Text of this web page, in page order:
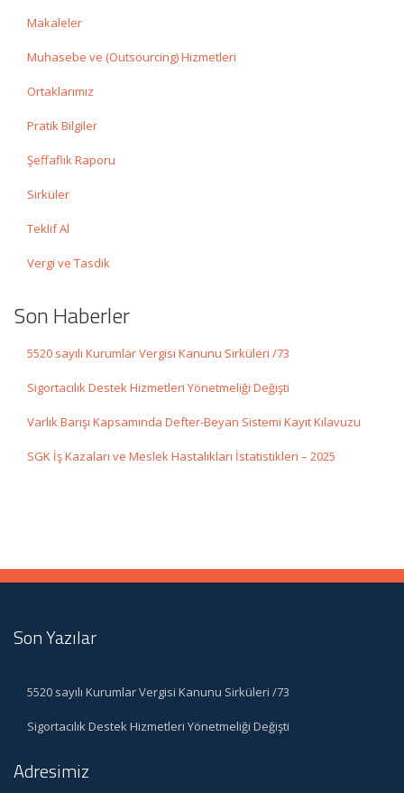
Makaleler
Muhasebe ve (Outsourcing) Hizmetleri
Ortaklarımız
Pratik Bilgiler
Şeffaflık Raporu
Sirküler
Teklif Al
Vergi ve Tasdik
Son Haberler
5520 sayılı Kurumlar Vergisi Kanunu Sirküleri /73
Sigortacılık Destek Hizmetleri Yönetmeliği Değişti
Varlık Barışı Kapsamında Defter-Beyan Sistemi Kayıt Kılavuzu
SGK İş Kazaları ve Meslek Hastalıkları İstatistikleri – 2025
Son Yazılar
5520 sayılı Kurumlar Vergisi Kanunu Sirküleri /73
Sigortacılık Destek Hizmetleri Yönetmeliği Değişti
Adresimiz